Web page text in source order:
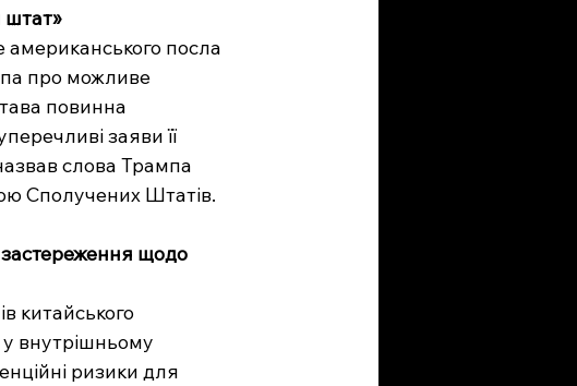
штат»
посла
про можливе
повинна
заяви її
слова Трампа
Сполучених Штатів.
щодо
китайського
внутрішньому
ризики для